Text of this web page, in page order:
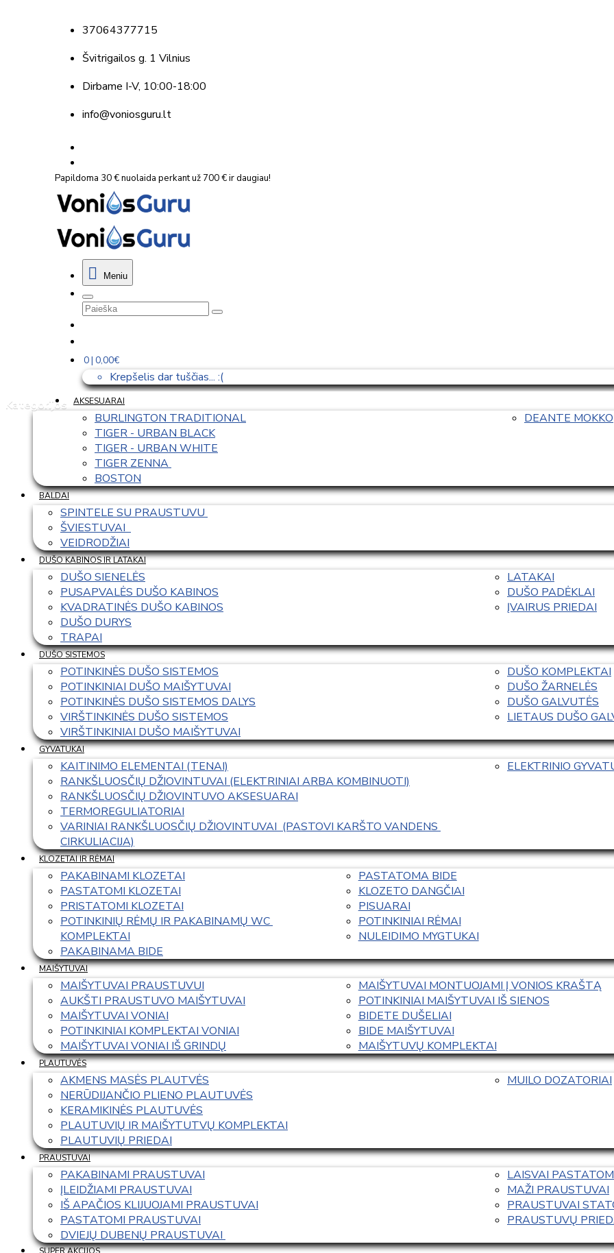
37064377715
Švitrigailos g. 1 Vilnius
Dirbame I-V, 10:00-18:00
info@voniosguru.lt
Papildoma 30 € nuolaida perkant už 700 € ir daugiau!
Meniu
0 | 0,00€
Krepšelis dar tuščias... :(
Kategorijos
AKSESUARAI
BURLINGTON TRADITIONAL
TIGER - URBAN BLACK
TIGER - URBAN WHITE
TIGER ZENNA
BOSTON
DEANTE MOKKO
BALDAI
SPINTELE SU PRAUSTUVU
ŠVIESTUVAI
VEIDRODŽIAI
DUŠO KABINOS IR LATAKAI
DUŠO SIENELĖS
PUSAPVALĖS DUŠO KABINOS
KVADRATINĖS DUŠO KABINOS
DUŠO DURYS
TRAPAI
LATAKAI
DUŠO PADĖKLAI
ĮVAIRUS PRIEDAI
DUŠO SISTEMOS
POTINKINĖS DUŠO SISTEMOS
POTINKINIAI DUŠO MAIŠYTUVAI
POTINKINĖS DUŠO SISTEMOS DALYS
VIRŠTINKINĖS DUŠO SISTEMOS
VIRŠTINKINIAI DUŠO MAIŠYTUVAI
DUŠO KOMPLEKTAI
DUŠO ŽARNELĖS
DUŠO GALVUTĖS
LIETAUS DUŠO
GYVATUKAI
KAITINIMO ELEMENTAI (TENAI)
RANKŠLUOSČIŲ DŽIOVINTUVAI (ELEKTRINIAI ARBA KOMBINUOTI)
RANKŠLUOSČIŲ DŽIOVINTUVO AKSESUARAI
TERMOREGULIATORIAI
VARINIAI RANKŠLUOSČIŲ DŽIOVINTUVAI  (PASTOVI KARŠTO VANDENS
CIRKULIACIJA)
ELEKTRINIO
KLOZETAI IR RĖMAI
PAKABINAMI KLOZETAI
PASTATOMI KLOZETAI
PRISTATOMI KLOZETAI
POTINKINIŲ RĖMŲ IR PAKABINAMŲ WC
KOMPLEKTAI
PAKABINAMA BIDE
PASTATOMA BIDE
KLOZETO DANGČIAI
PISUARAI
POTINKINIAI RĖMAI
NULEIDIMO MYGTUKAI
MAIŠYTUVAI
MAIŠYTUVAI PRAUSTUVUI
AUKŠTI PRAUSTUVO MAIŠYTUVAI
MAIŠYTUVAI VONIAI
POTINKINIAI KOMPLEKTAI VONIAI
MAIŠYTUVAI VONIAI IŠ GRINDŲ
MAIŠYTUVAI MONTUOJAMI Į VONIOS KRAŠTĄ
POTINKINIAI MAIŠYTUVAI IŠ SIENOS
BIDETE DUŠELIAI
BIDE MAIŠYTUVAI
MAIŠYTUVŲ KOMPLEKTAI
PLAUTUVĖS
AKMENS MASĖS PLAUTVĖS
NERŪDIJANČIO PLIENO PLAUTUVĖS
KERAMIKINĖS PLAUTUVĖS
PLAUTUVIŲ IR MAIŠYTUTVŲ KOMPLEKTAI
PLAUTUVIŲ PRIEDAI
MUILO DOZATORIAI
PRAUSTUVAI
PAKABINAMI PRAUSTUVAI
ĮLEIDŽIAMI PRAUSTUVAI
IŠ APAČIOS KLIJUOJAMI PRAUSTUVAI
PASTATOMI PRAUSTUVAI
DVIEJŲ DUBENŲ PRAUSTUVAI
LAISVAI
MAŽI PRAUSTUVAI
PRAUSTUVAI
PRAUSTUVŲ
SUPER AKCIJOS